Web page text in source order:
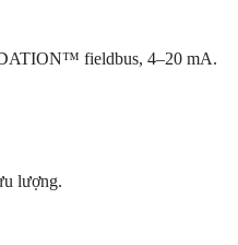
fieldbus, 4–20 mA.
lượng.